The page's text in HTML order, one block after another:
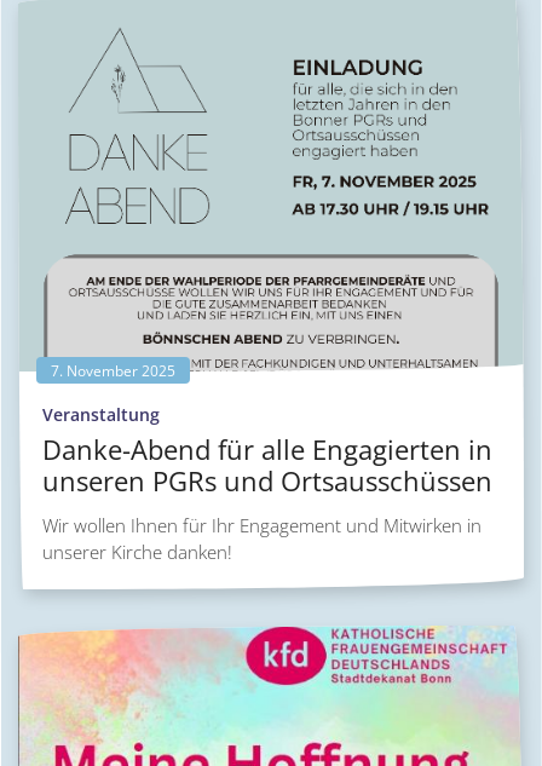
Veranstaltung:
Danke-Abend für alle Engagierten in
unseren PGRs und Ortsausschüssen
7. November 2025
Wir wollen Ihnen für Ihr Engagement und Mitwirken in
unserer Kirche danken!